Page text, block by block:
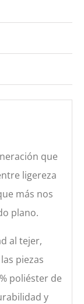
que
ligereza
más nos
plano.
al tejer,
piezas
poliéster de
y